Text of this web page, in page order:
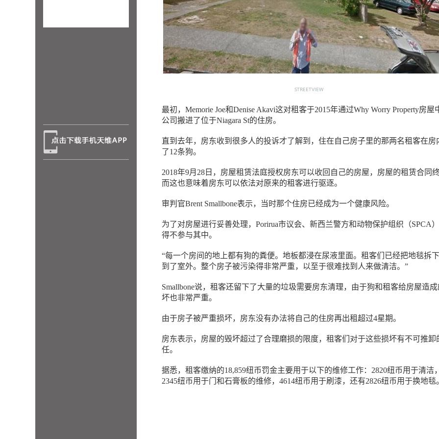
STREETVIEW
最初，Memorie Joe和Denise Akavi这对租客于2015年通过Why Worry Property房屋
公司搬进了位于Niagara St的住房。
直到去年，房东收到很多人的投诉才了解到，住在自己房子里的那两名租客在房
了12条狗。
2018年9月28日，房屋租赁法庭授权房东可以收回自己的房屋，房屋的租赁合同终
而这也意味着房东可以依法对原来的租客进行驱逐。
审判官Brent Smallbone表示，当时那个住房已经成为一个健康风险。
为了对房屋进行妥善处理，Porirua市议会、新西兰警方和动物保护组织（SPCA
得不参与其中。
“每一个房间的地上都有狗的粪便。地板都浸在尿液里面。租客们已经把地毯拆
到了室外。整个房子被污染得非常严重，以至于很难找到人来做清洁。”
Smallbone说，租客还留下了大量的垃圾需要房东清理，由于狗和租客给房屋造
坏也非常严重。
由于房子被严重损坏，房东没有办法将自己的住房再出租超过4星期。
房东表示，房屋的毁坏超过了合理磨损的限度，租客们对于这些损坏有不可推卸
任。
据悉，租客缴纳的18,859纽币罚金主要用于以下的维修工作：2820纽币用于清洁，
2345纽币用于门和石膏板的维修，4614纽币用于刷漆，还有2826纽币用于换地毯